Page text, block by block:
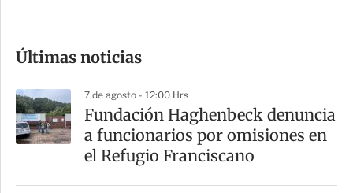
m
a
r
t
Últimas noticias
7 de agosto - 12:00 Hrs
Fundación Haghenbeck denuncia
a funcionarios por omisiones en
el Refugio Franciscano